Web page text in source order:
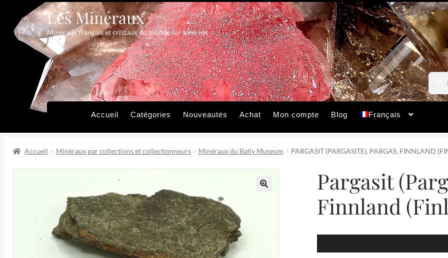
Aller
à
la
navigation
Aller
au
contenu
Les Minéraux
Minéraux français et cristaux du monde sur Internet
pour :
Accueil Catégories Nouveautés Achat Mon compte Blog Français
Accueil Minéraux par collections et collectionneurs Minéraux du Bally Museum PARGASIT (PARGASITE), PARGAS, FINNLAND
Pargasit
Finnland